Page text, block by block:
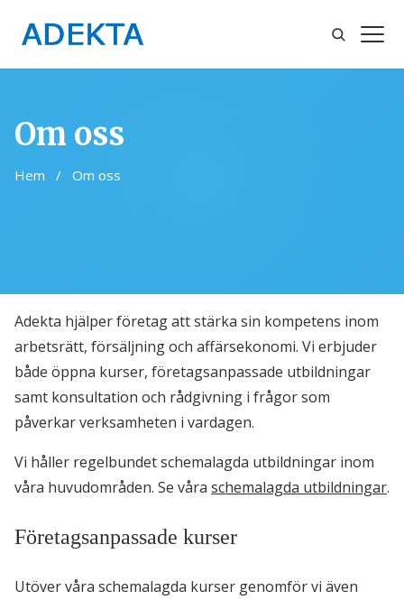
Sök
Om oss
Hem / Om oss
Adekta hjälper företag att stärka sin kompetens inom
arbetsrätt, försäljning och affärsekonomi. Vi erbjuder
både öppna kurser, företagsanpassade utbildningar
samt konsultation och rådgivning i frågor som
påverkar verksamheten i vardagen.
Vi håller regelbundet schemalagda utbildningar inom
våra huvudområden. Se våra schemalagda utbildningar.
Företagsanpassade kurser
Utöver våra schemalagda kurser genomför vi även